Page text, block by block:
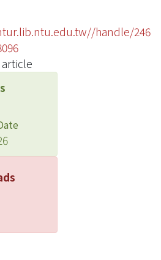
handle/246